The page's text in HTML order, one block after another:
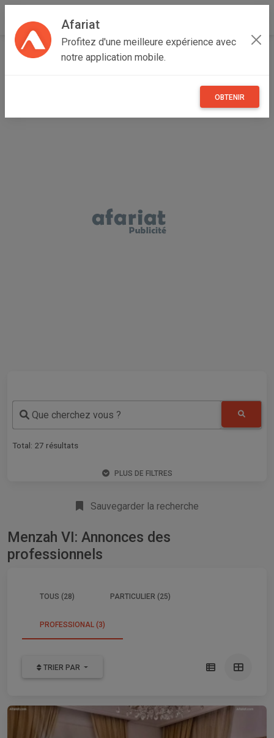
Afariat
Profitez d'une meilleure expérience avec
notre application mobile.
OBTENIR
Accueil Recherche Professionnel
Que cherchez vous ?
Total: 27 résultats
PLUS DE FILTRES
Sauvegarder la recherche
Menzah VI: Annonces des
professionnels
TOUS (28) PARTICULIER (25)
PROFESSIONAL (3)
TRIER PAR